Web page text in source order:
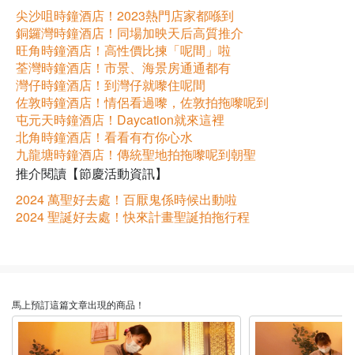
尖沙咀時鐘酒店！2023熱門店家都喺到
銅鑼灣時鐘酒店！同場加映天后高質推介
旺角時鐘酒店！高性價比揀「呢間」啦
荃灣時鐘酒店！市景、海景房通通都有
灣仔時鐘酒店！到灣仔就嚟住呢間
佐敦時鐘酒店！情侶看過嚟，佐敦拍拖嚟呢到
屯元天時鐘酒店！Daycation就來這裡
北角時鐘酒店！看看有冇你心水
九龍塘時鐘酒店！傳統聖地拍拖嚟呢到朝聖
推介閱讀【節慶活動資訊】
2024 萬聖好去處！百厭鬼係時候出動啦
2024 聖誕好去處！快來計畫聖誕拍拖行程
馬上預訂這篇文章出現的商品！